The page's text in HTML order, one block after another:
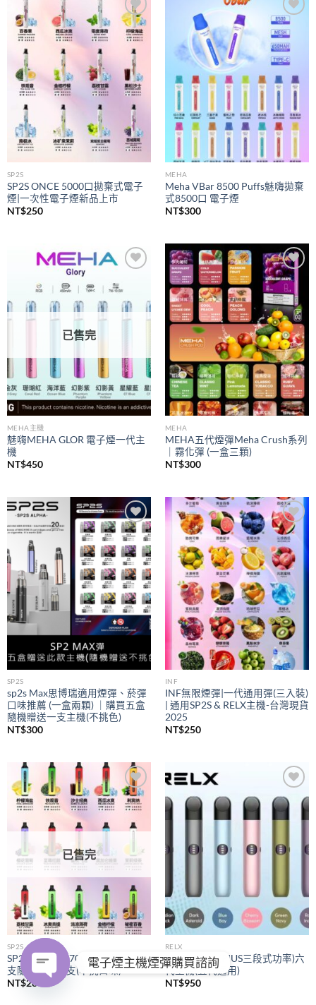
Add to
wishlist
SP2S
SP2S ONCE 5000口拋棄式電子
煙|一次性電子煙新品上市
NT$250
Add to
wishlist
MEHA
Meha VBar 8500 Puffs魅嗨拋棄
式8500口 電子煙
NT$300
wishlist
已售完
MEHA主機
魅嗨MEHA GLOR 電子煙一代主
機
NT$450
Add to
wishlist
MEHA
MEHA五代煙彈Meha Crush系列
｜霧化彈 (一盒三顆)
NT$300
Add to
wishlist
SP2S
sp2s Max思博瑞適用煙彈、菸彈
口味推薦 (一盒兩顆) ｜購買五盒
隨機贈送一支主機(不挑色)
NT$300
Add to
wishlist
INF
INF無限煙彈|一代通用彈(三入裝)
| 通用SP2S & RELX主機-台灣現貨
2025
NT$250
Add to
wishlist
已售完
SP2S
SP2S拋棄式
7000口｜購買五
支隨機贈送一支(不挑口味)
NT$280
Add to
wishlist
RELX
RELX悅刻
(PIUS三段式功率)六
代主機(五代通用)
NT$950
電子煙主機煙彈購買諮詢